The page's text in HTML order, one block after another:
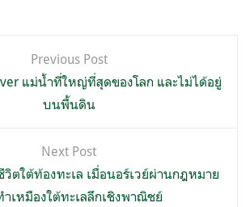
Previous Post
แม่น้ำที่ใหญ่ที่สุดของโลก และไม่ได้อยู่
บนพื้นดิน
Next Post
ตใต้ท้องทะเล เมื่อนอร์เวย์ผ่านกฎหมาย
ำเหมืองใต้ทะเลลึกเชิงพาณิชย์